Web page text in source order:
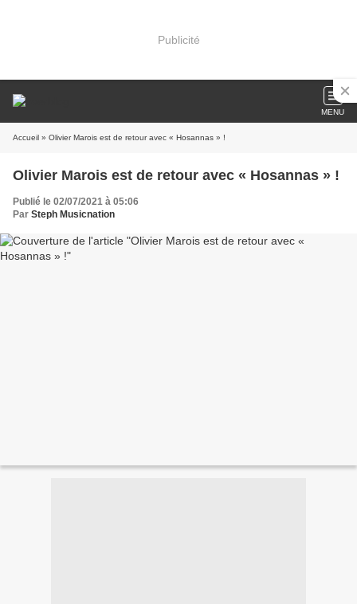
Publicité
MENU
Accueil » Olivier Marois est de retour avec « Hosannas » !
Olivier Marois est de retour avec « Hosannas » !
Publié le 02/07/2021 à 05:06
Par Steph Musicnation